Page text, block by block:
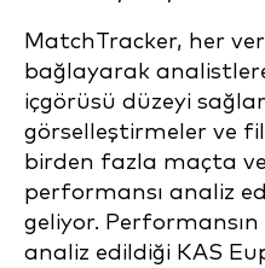
MatchTracker, her
bağlayarak
içgörüsü düzeyi
görselleştirmeler ve
birden fazla maçta
performansı analiz
geliyor.
analiz edildiği KAS